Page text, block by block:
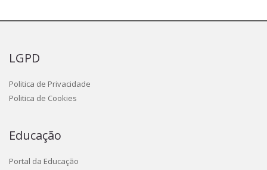
LGPD
Politica de Privacidade
Politica de Cookies
Educação
Portal da Educação